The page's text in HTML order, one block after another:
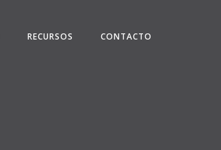
RECURSOS CONTACTO